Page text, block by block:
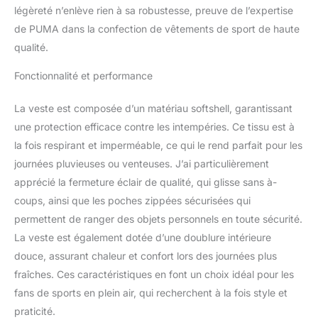
légèreté n’enlève rien à sa robustesse, preuve de l’expertise
de PUMA dans la confection de vêtements de sport de haute
qualité.
Fonctionnalité et performance
La veste est composée d’un matériau softshell, garantissant
une protection efficace contre les intempéries. Ce tissu est à
la fois respirant et imperméable, ce qui le rend parfait pour les
journées pluvieuses ou venteuses. J’ai particulièrement
apprécié la fermeture éclair de qualité, qui glisse sans à-
coups, ainsi que les poches zippées sécurisées qui
permettent de ranger des objets personnels en toute sécurité.
La veste est également dotée d’une doublure intérieure
douce, assurant chaleur et confort lors des journées plus
fraîches. Ces caractéristiques en font un choix idéal pour les
fans de sports en plein air, qui recherchent à la fois style et
praticité.